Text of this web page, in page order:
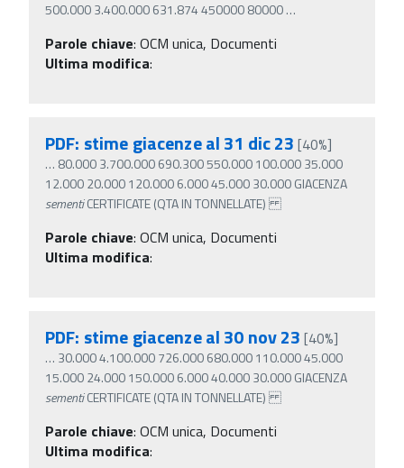
500.000 3.400.000 631.874 450000 80000…
Parole chiave: OCM unica, Documenti
Ultima modifica:
PDF: stime giacenze al 31 dic 23 [40%]
… 80.000 3.700.000 690.300 550.000 100.000 35.000
12.000 20.000 120.000 6.000 45.000 30.000 GIACENZA
sementiCERTIFICATE (QTA IN TONNELLATE)
Parole chiave: OCM unica, Documenti
Ultima modifica:
PDF: stime giacenze al 30 nov 23 [40%]
… 30.000 4.100.000 726.000 680.000 110.000 45.000
15.000 24.000 150.000 6.000 40.000 30.000 GIACENZA
sementiCERTIFICATE (QTA IN TONNELLATE)
Parole chiave: OCM unica, Documenti
Ultima modifica: